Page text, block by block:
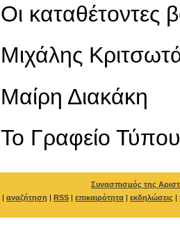
Οι καταθέτοντες
Μιχάλης
Μαίρη Διακάκη
To Γραφείο Τύπου
Συνασπισμός της
| αναζήτηση | RSS | επικαιρότητα | εκδηλώσεις |